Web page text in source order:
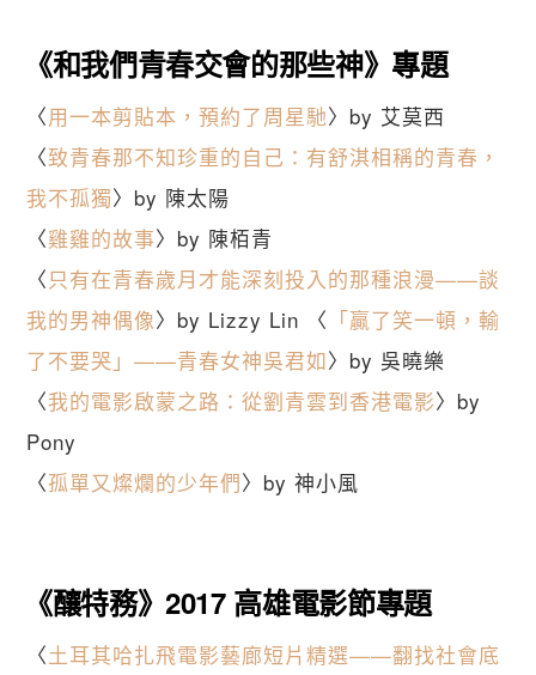
《和我們青春交會的那些神》專題
〈用一本剪貼本，預約了周星馳〉by 艾莫西
〈致青春那不知珍重的自己：有舒淇相稱的青春，
我不孤獨〉by 陳太陽
〈雞雞的故事〉by 陳栢青
〈只有在青春歲月才能深刻投入的那種浪漫——談
我的男神偶像〉by Lizzy Lin 〈 「贏了笑一頓，輸
了不要哭」——青春女神吳君如〉by 吳曉樂
〈我的電影啟蒙之路：從劉青雲到香港電影〉by
Pony
〈孤單又燦爛的少年們〉by 神小風
《釀特務》2017 高雄電影節專題
〈土耳其哈扎飛電影藝廊短片精選——翻找社會底